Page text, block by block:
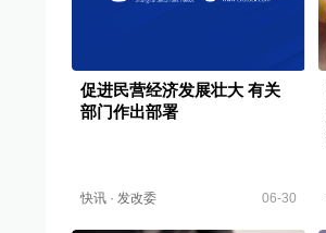
促进民营经济发展壮大 有关
部门作出部署
快讯 · 发改委 06-30